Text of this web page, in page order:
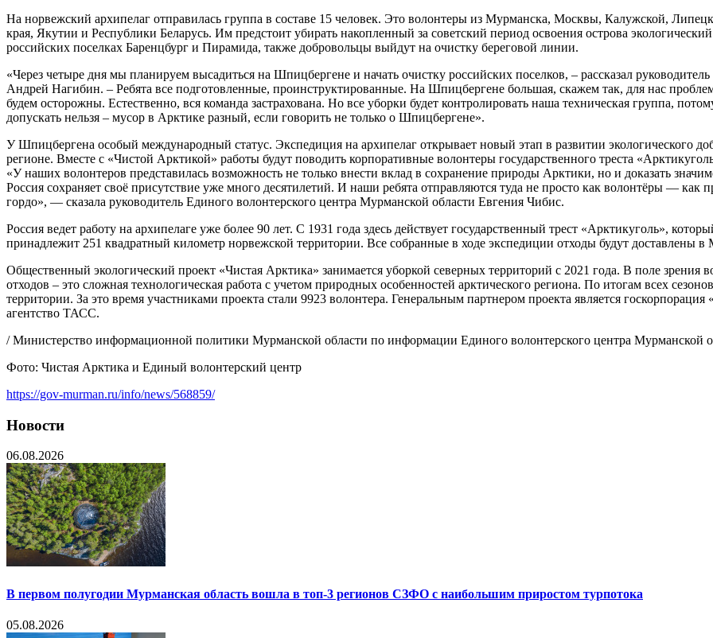
На норвежский архипелаг отправилась группа в составе 15 человек. Это волонтеры из Мурманска, Москвы, Калужской,
края, Якутии и Республики Беларусь. Им предстоит убирать накопленный за советский период освоения острова
российских поселках Баренцбург и Пирамида, также добровольцы выйдут на очистку береговой линии.
«Через четыре дня мы планируем высадиться на Шпицбергене и начать очистку российских поселков, – рассказал
Андрей Нагибин. – Ребята все подготовленные, проинструктированные. На Шпицбергене большая, скажем так, для нас
будем осторожны. Естественно, вся команда застрахована. Но все уборки будет контролировать наша техническая группа,
допускать нельзя – мусор в Арктике разный, если говорить не только о Шпицбергене».
У Шпицбергена особый международный статус. Экспедиция на архипелаг открывает новый этап в развитии экологического
регионе. Вместе с «Чистой Арктикой» работы будут поводить корпоративные волонтеры государственного треста
«У наших волонтеров представилась возможность не только внести вклад в сохранение природы Арктики, но и доказать
Россия сохраняет своё присутствие уже много десятилетий. И наши ребята отправляются туда не просто как волонтёры — как
гордо», — сказала руководитель Единого волонтерского центра Мурманской области Евгения Чибис.
Россия ведет работу на архипелаге уже более 90 лет. С 1931 года здесь действует государственный трест «Арктикуголь»,
принадлежит 251 квадратный километр норвежской территории. Все собранные в ходе экспедиции отходы будут доставлены
Общественный экологический проект «Чистая Арктика» занимается уборкой северных территорий с 2021 года. В поле зрения
отходов – это сложная технологическая работа с учетом природных особенностей арктического региона. По итогам всех
территории. За это время участниками проекта стали 9923 волонтера. Генеральным партнером проекта является
агентство ТАСС.
/ Министерство информационной политики Мурманской области по информации Единого волонтерского центра Мурманской
Фото: Чистая Арктика и Единый волонтерский центр
https://gov-murman.ru/info/news/568859/
Новости
06.08.2026
В первом полугодии Мурманская область вошла в топ-3 регионов СЗФО с наибольшим приростом турпотока
05.08.2026